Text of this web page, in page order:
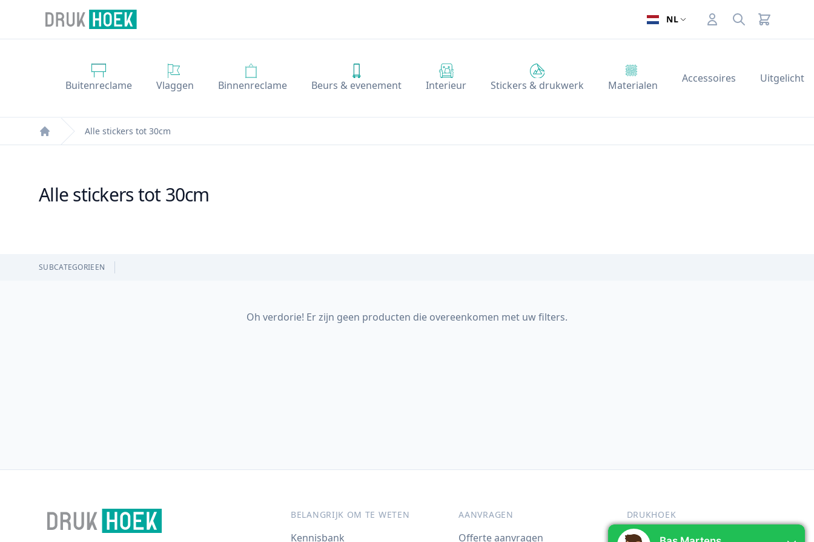
Drukhoek NL NL AccountSearch
Buitenreclame Vlaggen Binnenreclame Beurs & evenement Interieur Stickers & drukwerk Materialen
Accessoires Uitgelicht
Home
Alle stickers tot 30cm
Alle stickers tot 30cm
SUBCATEGORIEEN
Oh verdorie! Er zijn geen producten die overeenkomen met uw filters.
BELANGRIJK OM TE WETEN
Kennisbank
AANVRAGEN
Offerte aanvragen
DRUKHOEK
Over ons